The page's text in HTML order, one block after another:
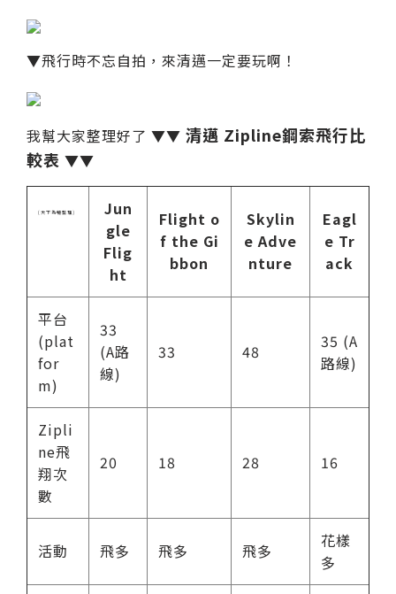
▼飛行時不忘自拍，來清邁一定要玩啊！
我幫大家整理好了 ▼▼ 清邁 Zipline鋼索飛行比
較表 ▼▼
(天下為暢整理)
Jun
gle
Flig
ht
Flight o
f the Gi
bbon
Skylin
e Adve
nture
Eagl
e Tr
ack
平台
(plat
for
m)
33
(A路
線)
33 48
35 (A
路線)
Zipli
ne飛
翔次
數
20 18 28 16
活動 飛多 飛多 飛多
花樣
多